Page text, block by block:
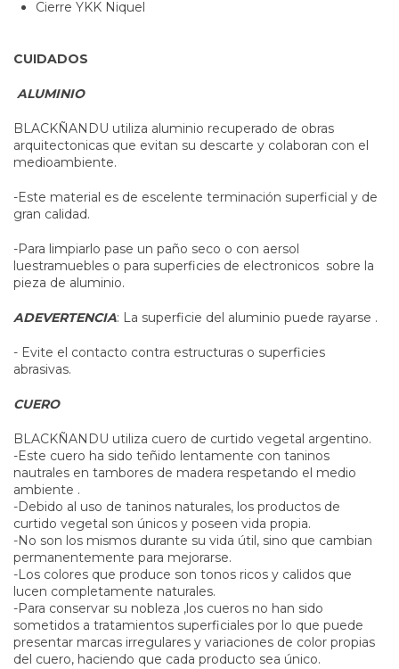
Cierre YKK Niquel
CUIDADOS
ALUMINIO
BLACKÑANDU utiliza aluminio recuperado de obras
arquitectonicas que evitan su descarte y colaboran con el
medioambiente.
-Este material es de escelente terminación superficial y de
gran calidad.
-Para limpiarlo pase un paño seco o con aersol
luestramuebles o para superficies de electronicos sobre la
pieza de aluminio.
ADEVERTENCIA: La superficie del aluminio puede rayarse .
- Evite el contacto contra estructuras o superficies
abrasivas.
CUERO
BLACKÑANDU utiliza cuero de curtido vegetal argentino.
-Este cuero ha sido teñido lentamente con taninos
nautrales en tambores de madera respetando el medio
ambiente .
-Debido al uso de taninos naturales, los productos de
curtido vegetal son únicos y poseen vida propia.
-No son los mismos durante su vida útil, sino que cambian
permanentemente para mejorarse.
-Los colores que produce son tonos ricos y calidos que
lucen completamente naturales.
-Para conservar su nobleza ,los cueros no han sido
sometidos a tratamientos superficiales por lo que puede
presentar marcas irregulares y variaciones de color propias
del cuero, haciendo que cada producto sea único.